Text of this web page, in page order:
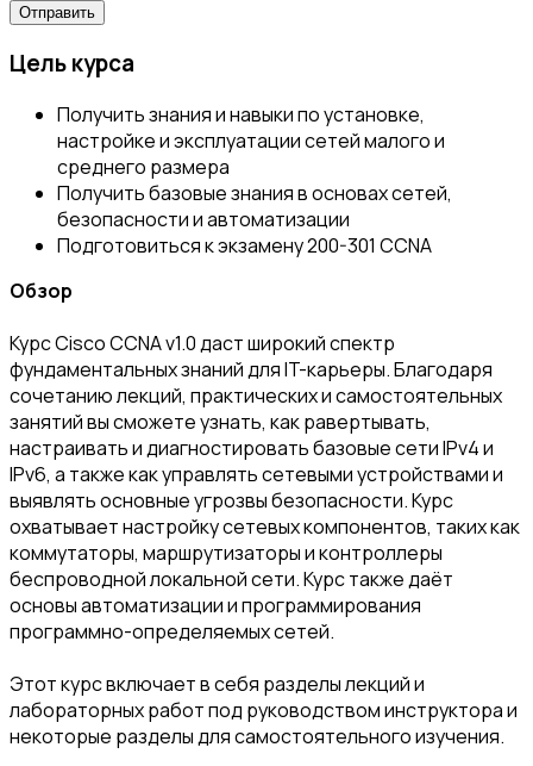
Цель курса
Получить знания и навыки по установке,
настройке и эксплуатации сетей малого и
среднего размера
Получить базовые знания в основах сетей,
безопасности и автоматизации
Подготовиться к экзамену 200-301 CCNA
Обзор
Курс Cisco CCNA v1.0 даст широкий спектр
фундаментальных знаний для IT-карьеры. Благодаря
сочетанию лекций, практических и самостоятельных
занятий вы сможете узнать, как равертывать,
настраивать и диагностировать базовые сети IPv4 и
IPv6, а также как управлять сетевыми устройствами и
выявлять основные угрозвы безопасности. Курс
охватывает настройку сетевых компонентов, таких как
коммутаторы, маршрутизаторы и контроллеры
беспроводной локальной сети. Курс также даёт
основы автоматизации и программирования
программно-определяемых сетей.
Этот курс включает в себя разделы лекций и
лабораторных работ под руководством инструктора и
некоторые разделы для самостоятельного изучения.